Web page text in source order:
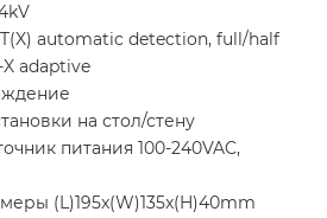
T(X) automatic detection, full/half
adaptive
на стол/стену
питания 100-240VAC,
(L)195x(W)135x(H)40mm